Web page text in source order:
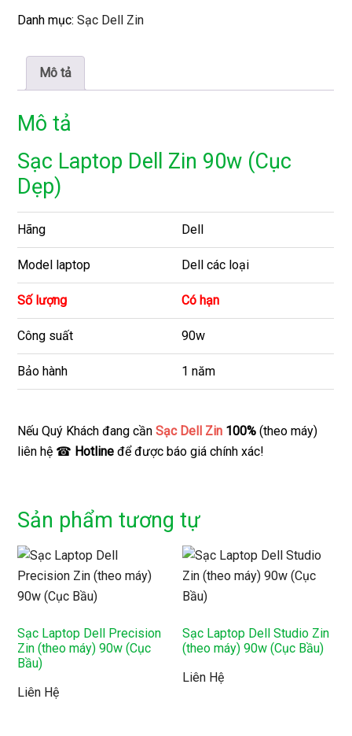
Danh mục:Sạc Dell Zin
Mô tả
Mô tả
Sạc Laptop Dell Zin 90w (Cục
Dẹp)
Hãng Dell
Model laptop Dell các loại
Số lượng Có hạn
Công suất 90w
Bảo hành 1 năm
Nếu Quý Khách đang cầnSạc Dell Zin 100% (theo máy)
liên hệ ☎ Hotline để được báo giá chính xác!
Sản phẩm tương tự
Sạc Laptop Dell Precision
Zin (theo máy) 90w (Cục
Bầu)
Liên Hệ
Sạc Laptop Dell Studio Zin
(theo máy) 90w (Cục Bầu)
Liên Hệ